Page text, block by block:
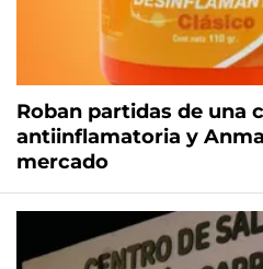
Roban partidas de una
antiinflamatoria y
mercado